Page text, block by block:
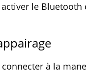
activer le
à la